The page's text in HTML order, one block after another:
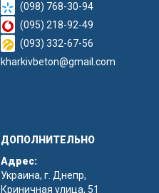
(098) 768-30-94
(095) 218-92-49
(093) 332-67-56
kharkivbeton@gmail.com
ДОПОЛНИТЕЛЬНО
Адрес:
Украина, г. Днепр,
Криничная улица, 51